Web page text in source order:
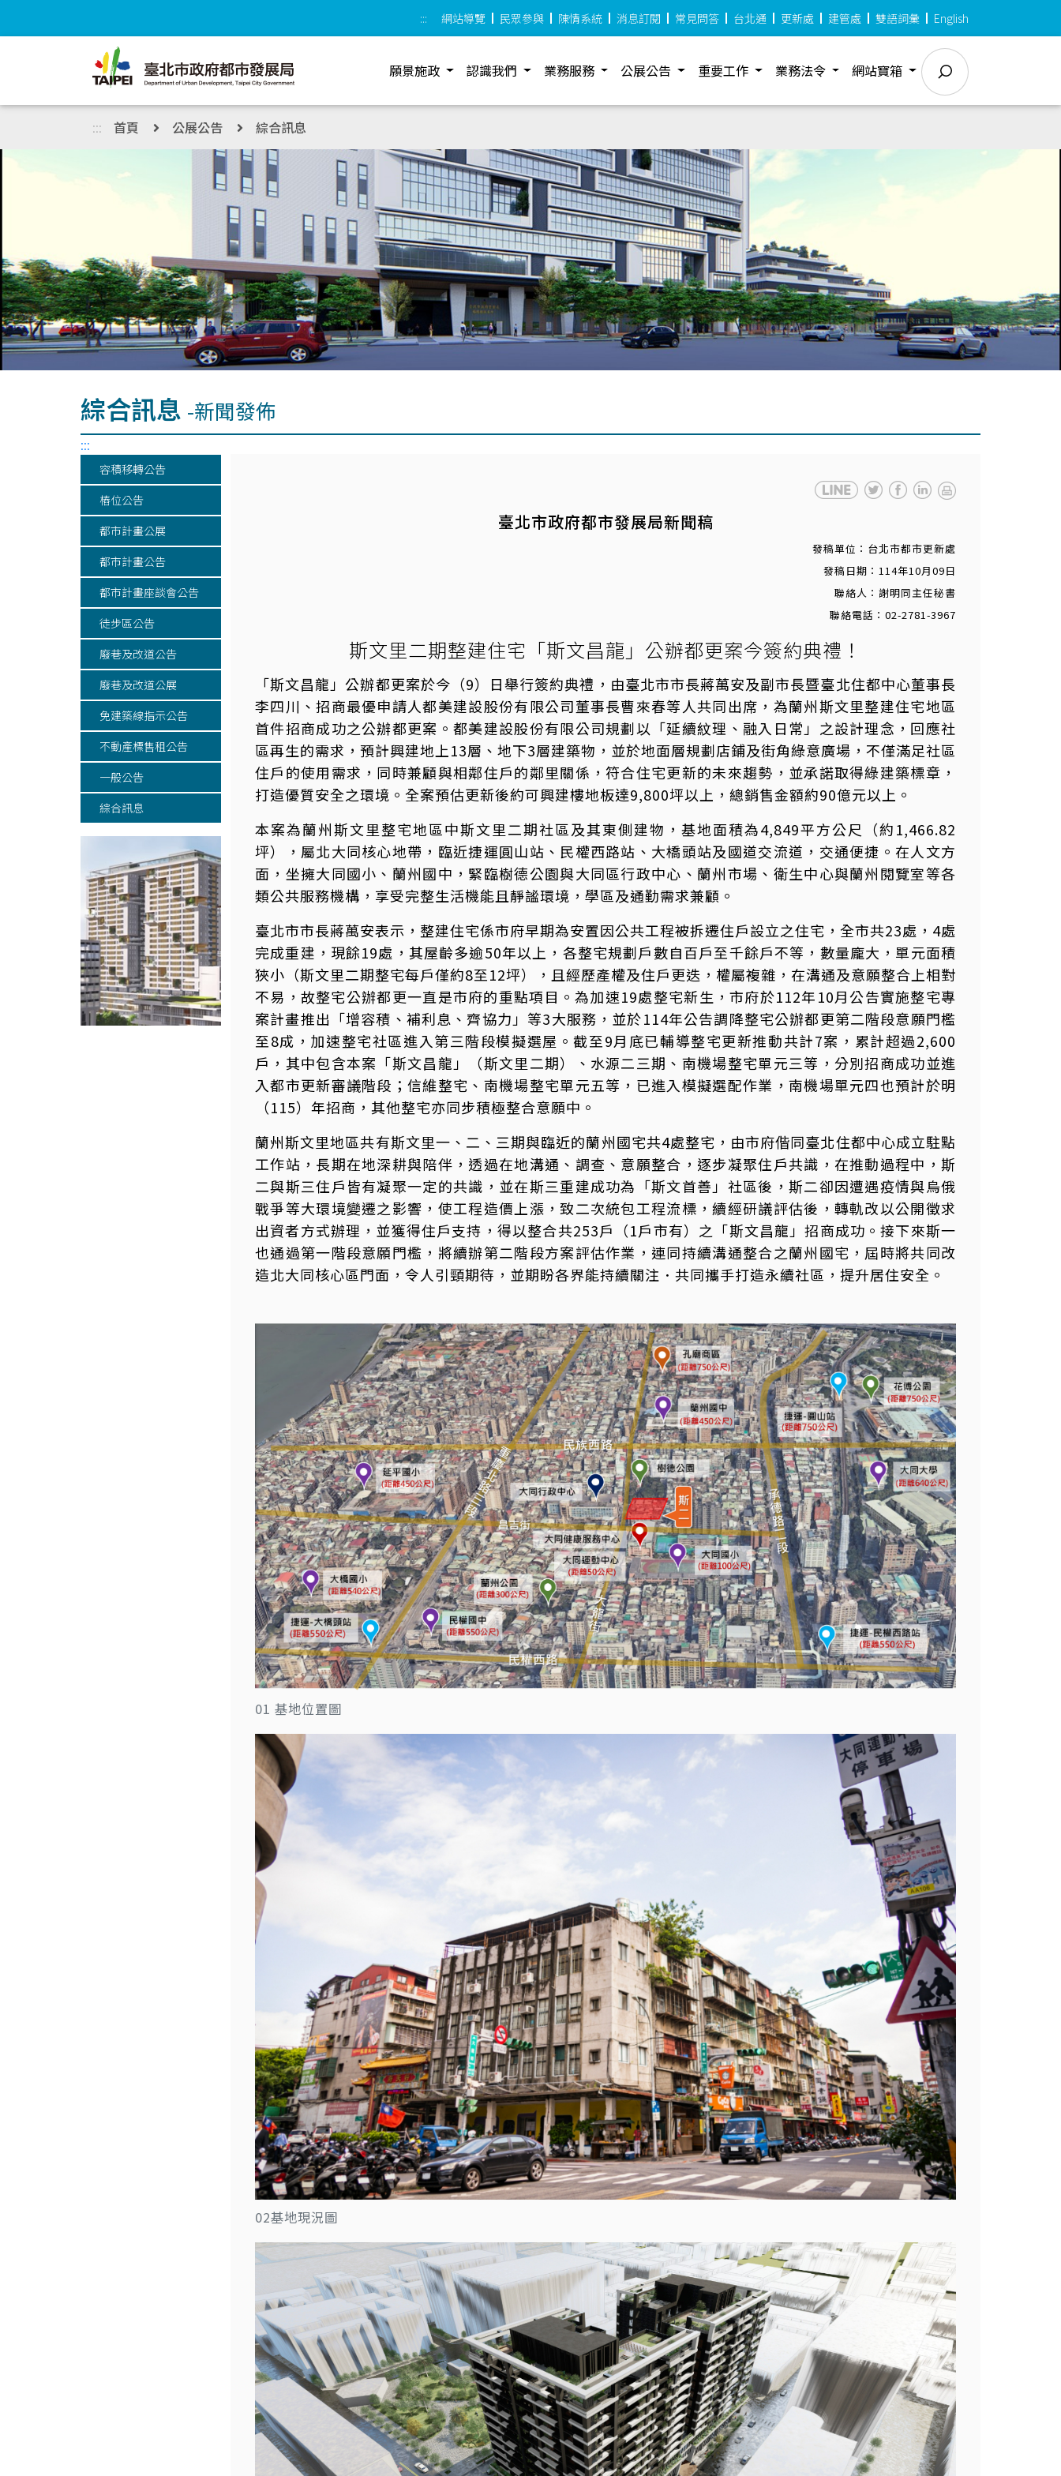
::: 網站導覽 民眾參與 陳情系統 消息訂閱 常見問答 台北通 更新處 建管處 雙語詞彙 English
願景施政 認識我們 業務服務 公展公告 重要工作 業務法令 網站寶箱
::: 首頁 公展公告 綜合訊息
綜合訊息 -新聞發佈
:::
容積移轉公告
樁位公告
都市計畫公展
都市計畫公告
都市計畫座談會公告
徒步區公告
廢巷及改道公告
廢巷及改道公展
免建築線指示公告
不動產標售租公告
一般公告
綜合訊息
臺北市政府都市發展局新聞稿
發稿單位：台北市都市更新處
發稿日期：114年10月09日
聯絡人：謝明同主任秘書
聯絡電話：02-2781-3967
斯文里二期整建住宅「斯文昌龍」公辦都更案今簽約典禮！
「斯文昌龍」公辦都更案於今（9）日舉行簽約典禮，由臺北市市長蔣萬安及副市長暨臺北住都中心董事長
李四川、招商最優申請人都美建設股份有限公司董事長曹來春等人共同出席，為蘭州斯文里整建住宅地區
首件招商成功之公辦都更案。都美建設股份有限公司規劃以「延續紋理、融入日常」之設計理念，回應社
區再生的需求，預計興建地上13層、地下3層建築物，並於地面層規劃店鋪及街角綠意廣場，不僅滿足社區
住戶的使用需求，同時兼顧與相鄰住戶的鄰里關係，符合住宅更新的未來趨勢，並承諾取得綠建築標章，
打造優質安全之環境。全案預估更新後約可興建樓地板達9,800坪以上，總銷售金額約90億元以上。
本案為蘭州斯文里整宅地區中斯文里二期社區及其東側建物，基地面積為4,849平方公尺（約1,466.82
坪），屬北大同核心地帶，臨近捷運圓山站、民權西路站、大橋頭站及國道交流道，交通便捷。在人文方
面，坐擁大同國小、蘭州國中，緊臨樹德公園與大同區行政中心、蘭州市場、衛生中心與蘭州閱覽室等各
類公共服務機構，享受完整生活機能且靜謐環境，學區及通勤需求兼顧。
臺北市市長蔣萬安表示，整建住宅係市府早期為安置因公共工程被拆遷住戶設立之住宅，全市共23處，4處
完成重建，現餘19處，其屋齡多逾50年以上，各整宅規劃戶數自百戶至千餘戶不等，數量龐大，單元面積
狹小（斯文里二期整宅每戶僅約8至12坪），且經歷產權及住戶更迭，權屬複雜，在溝通及意願整合上相對
不易，故整宅公辦都更一直是市府的重點項目。為加速19處整宅新生，市府於112年10月公告實施整宅專
案計畫推出「增容積、補利息、齊協力」等3大服務，並於114年公告調降整宅公辦都更第二階段意願門檻
至8成，加速整宅社區進入第三階段模擬選屋。截至9月底已輔導整宅更新推動共計7案，累計超過2,600
戶，其中包含本案「斯文昌龍」（斯文里二期）、水源二三期、南機場整宅單元三等，分別招商成功並進
入都市更新審議階段；信維整宅、南機場整宅單元五等，已進入模擬選配作業，南機場單元四也預計於明
（115）年招商，其他整宅亦同步積極整合意願中。
蘭州斯文里地區共有斯文里一、二、三期與臨近的蘭州國宅共4處整宅，由市府偕同臺北住都中心成立駐點
工作站，長期在地深耕與陪伴，透過在地溝通、調查、意願整合，逐步凝聚住戶共識，在推動過程中，斯
二與斯三住戶皆有凝聚一定的共識，並在斯三重建成功為「斯文首善」社區後，斯二卻因遭遇疫情與烏俄
戰爭等大環境變遷之影響，使工程造價上漲，致二次統包工程流標，續經研議評估後，轉軌改以公開徵求
出資者方式辦理，並獲得住戶支持，得以整合共253戶（1戶市有）之「斯文昌龍」招商成功。接下來斯一
也通過第一階段意願門檻，將續辦第二階段方案評估作業，連同持續溝通整合之蘭州國宅，屆時將共同改
造北大同核心區門面，令人引頸期待，並期盼各界能持續關注．共同攜手打造永續社區，提升居住安全。
01 基地位置圖
02基地現況圖